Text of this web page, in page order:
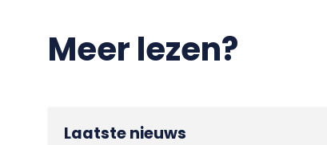
Meer lezen?
Laatste nieuws